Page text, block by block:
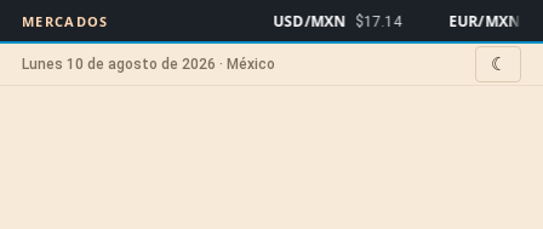
MERCADOS USD/MXN $17.14 EUR/MXN
Lunes 10 de agosto de 2026 · México ☾